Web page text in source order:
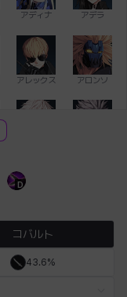
アディナ アデラ
アレックス アロンソ
D
コバルト
43.6%